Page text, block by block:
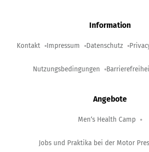
Information
Kontakt Impressum Datenschutz
Nutzungsbedingungen
Angebote
Men‘s Health Camp
Jobs und Praktika bei der Motor